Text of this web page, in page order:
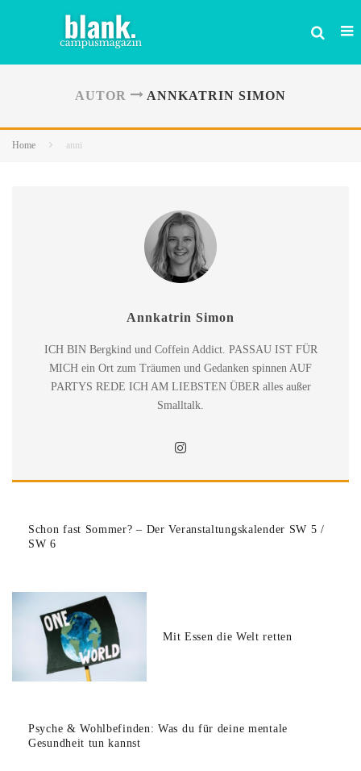
AUTOR ANNKATRIN SIMON
Home anni
Annkatrin Simon
ICH BIN Bergkind und Coffein Addict. PASSAU IST FÜR
MICH ein Ort zum Träumen und Gedanken spinnen AUF
PARTYS REDE ICH AM LIEBSTEN ÜBER alles außer
Smalltalk.
Schon fast Sommer? – Der Veranstaltungskalender SW 5 /
SW 6
Mit Essen die Welt retten
Psyche & Wohlbefinden: Was du für deine mentale
Gesundheit tun kannst